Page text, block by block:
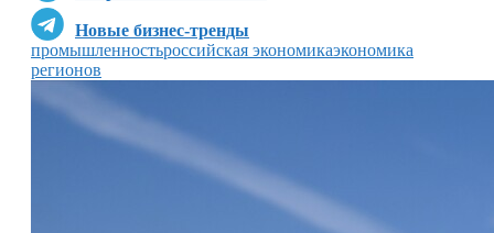
Новые бизнес-тренды
промышленностьроссийская экономикаэкономика
регионов